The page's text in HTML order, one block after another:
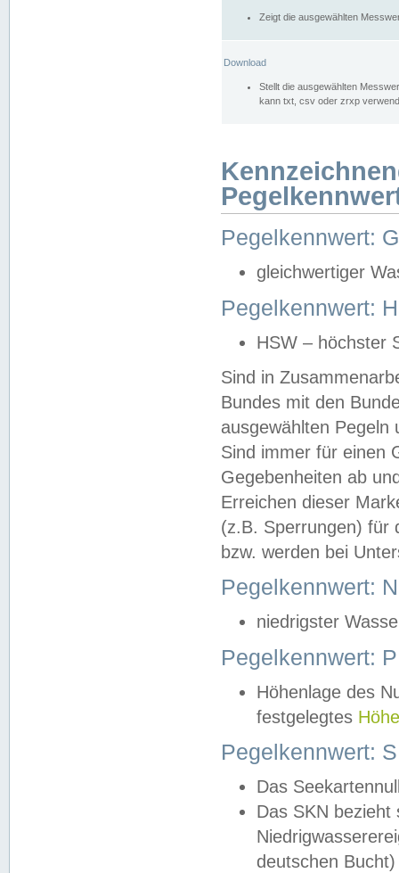
Zeigt die ausgewählten
Download
Stellt die ausgewählten
kann txt, csv oder zrxp
Pegelkennwert:
gleichwertiger
Pegelkennwert:
HSW – höchster
Sind in
Bundes mit den
ausgewählten
Sind immer für einen
Gegebenheiten ab
Erreichen dieser
(z.B. Sperrungen) für
bzw. werden bei
Pegelkennwert:
niedrigster
Pegelkennwert:
Höhenlage des
festgelegtes
Pegelkennwert:
Das
Das SKN
deutschen